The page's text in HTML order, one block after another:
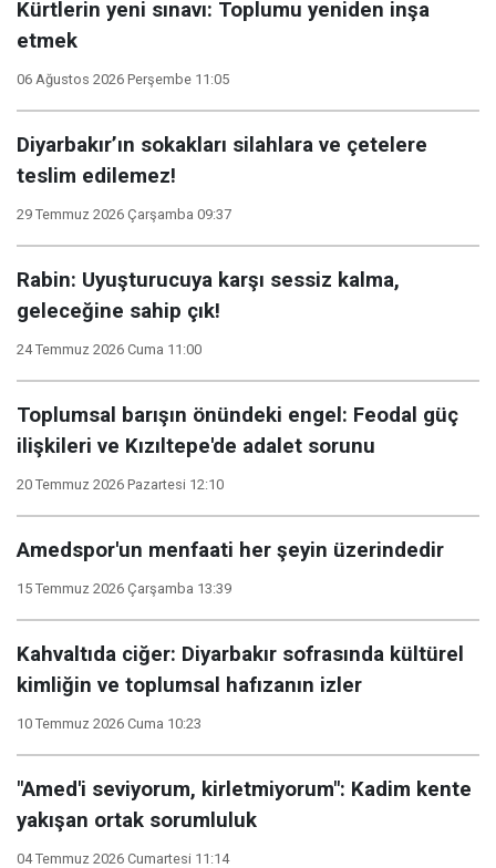
Kürtlerin yeni sınavı: Toplumu yeniden inşa
etmek
06 Ağustos 2026 Perşembe 11:05
Diyarbakır’ın sokakları silahlara ve çetelere
teslim edilemez!
29 Temmuz 2026 Çarşamba 09:37
Rabin: Uyuşturucuya karşı sessiz kalma,
geleceğine sahip çık!
24 Temmuz 2026 Cuma 11:00
Toplumsal barışın önündeki engel: Feodal güç
ilişkileri ve Kızıltepe'de adalet sorunu
20 Temmuz 2026 Pazartesi 12:10
Amedspor'un menfaati her şeyin üzerindedir
15 Temmuz 2026 Çarşamba 13:39
Kahvaltıda ciğer: Diyarbakır sofrasında kültürel
kimliğin ve toplumsal hafızanın izler
10 Temmuz 2026 Cuma 10:23
"Amed'i seviyorum, kirletmiyorum": Kadim kente
yakışan ortak sorumluluk
04 Temmuz 2026 Cumartesi 11:14